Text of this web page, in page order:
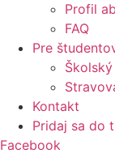
Profil
FAQ
Pre
Kontakt
Pridaj sa do
Facebook